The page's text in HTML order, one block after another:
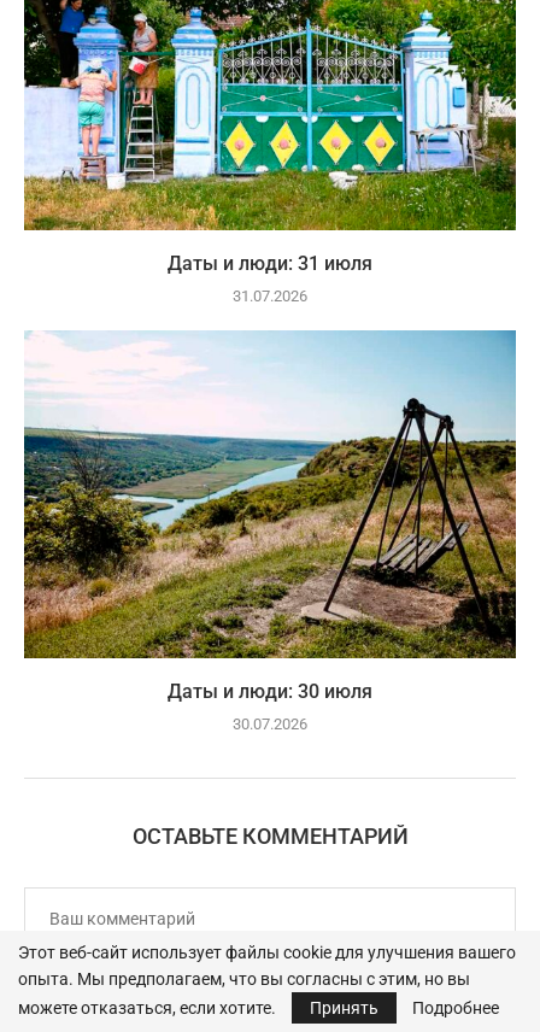
Даты и люди: 31 июля
31.07.2026
Даты и люди: 30 июля
30.07.2026
ОСТАВЬТЕ КОММЕНТАРИЙ
Этот веб-сайт использует файлы cookie для улучшения вашего
опыта. Мы предполагаем, что вы согласны с этим, но вы
можете отказаться, если хотите.
Принять Подробнее